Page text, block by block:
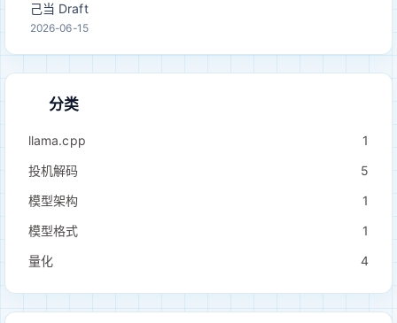
己当 Draft
2026-06-15
分类
llama.cpp
1
投机解码
5
模型架构
1
模型格式
1
量化
4